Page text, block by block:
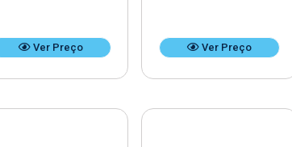
Ver Preço Ver Preço